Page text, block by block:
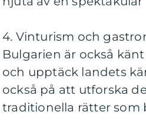
4. Vinturism och
Bulgarien är också
och upptäck landets
också på att utforska
traditionella rätter som